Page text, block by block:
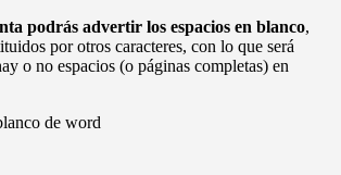
podrás advertir los espacios en blanco,
por otros caracteres, con lo que será
o no espacios (o páginas completas) en